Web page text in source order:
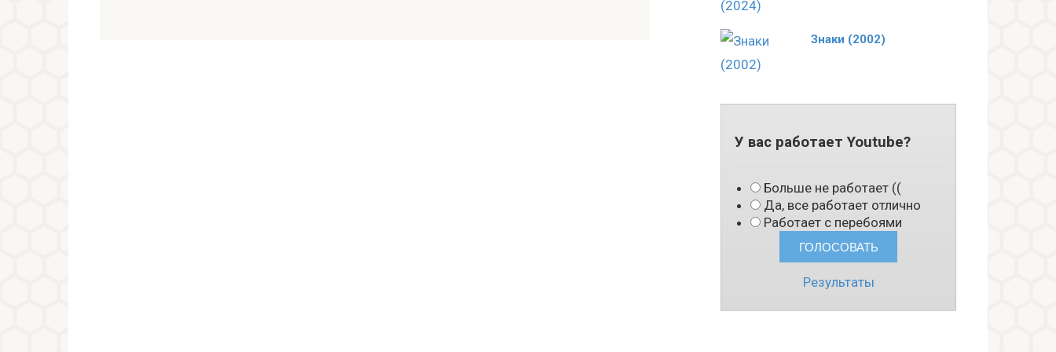
Знаки (2002)
У вас работает Youtube?
Больше не работает ((
Да, все работает отлично
Работает с перебоями
Результаты